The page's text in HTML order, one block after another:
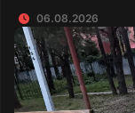
06.08.2026